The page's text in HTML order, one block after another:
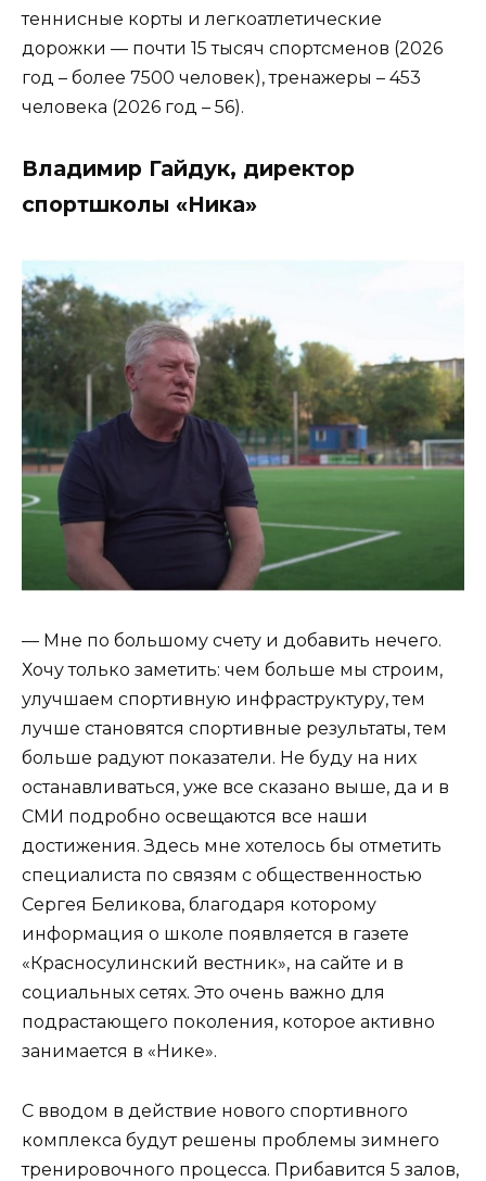
теннисные корты и легкоатлетические
дорожки — почти 15 тысяч спортсменов (2026
год – более 7500 человек), тренажеры – 453
человека (2026 год – 56).
Владимир Гайдук, директор
спортшколы «Ника»
— Мне по большому счету и добавить нечего.
Хочу только заметить: чем больше мы строим,
улучшаем спортивную инфраструктуру, тем
лучше становятся спортивные результаты, тем
больше радуют показатели. Не буду на них
останавливаться, уже все сказано выше, да и в
СМИ подробно освещаются все наши
достижения. Здесь мне хотелось бы отметить
специалиста по связям с общественностью
Сергея Беликова, благодаря которому
информация о школе появляется в газете
«Красносулинский вестник», на сайте и в
социальных сетях. Это очень важно для
подрастающего поколения, которое активно
занимается в «Нике».
С вводом в действие нового спортивного
комплекса будут решены проблемы зимнего
тренировочного процесса. Прибавится 5 залов,